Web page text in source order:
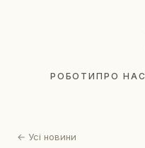
РОБОТИПРО НАС
← Усі новини